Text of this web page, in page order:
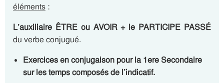
éléments :
L’auxiliaire ÊTREou AVOIR+ le PARTICIPE PASSÉ
du verbe conjugué.
Exercices en conjugaison pour la 1ere Secondaire
sur les temps composés de l’indicatif.